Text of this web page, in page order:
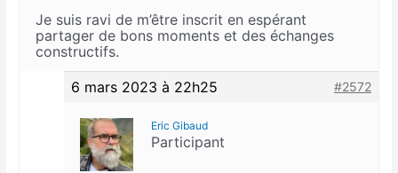
Je suis ravi de m’être inscrit en espérant
partager de bons moments et des échanges
constructifs.
6 mars 2023 à 22h25
#2572
Eric Gibaud
Participant